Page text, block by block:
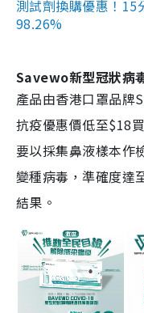
測試劑換購優惠！15
98.26%
Savewo新型冠狀病
產品由香港口罩品牌
抗疫優惠價低至$18
要以採集鼻液樣本
變種病毒，準確度達
結果。